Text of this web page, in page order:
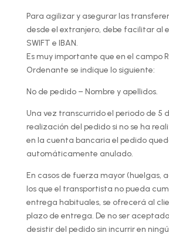
Para agilizar y asegurar las
desde el extranjero, debe facilitar al
SWIFT e IBAN.
Es muy importante que en el campo
Ordenante se indique lo siguiente:
Nº de pedido – Nombre y apellidos.
Una vez transcurrido el periodo de 5
realización del pedido si no se ha
en la cuenta bancaria el pedido
automáticamente anulado.
En casos de fuerza mayor (huelgas,
los que el transportista no pueda
entrega habituales, se ofrecerá al
plazo de entrega. De no ser
desistir del pedido sin incurrir en